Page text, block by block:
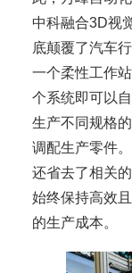
中科融合3D视
底颠覆了汽车
一个柔性工作
个系统即可以
生产不同规格
调配生产零件
还省去了相关
始终保持高效
的生产成本。